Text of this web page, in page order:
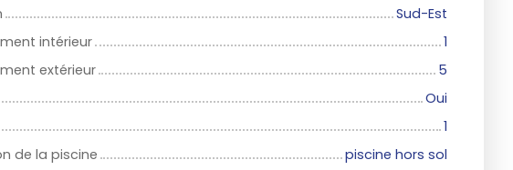
Sud-Est
intérieur
1
extérieur
5
Oui
1
de la piscine
piscine hors sol